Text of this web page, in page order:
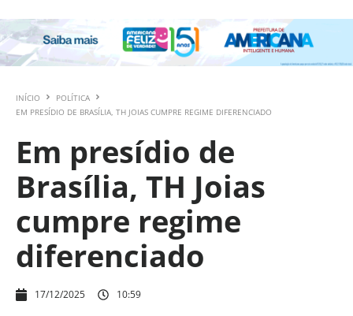
INÍCIO
POLÍTICA
EM PRESÍDIO DE BRASÍLIA, TH JOIAS CUMPRE REGIME DIFERENCIADO
Em presídio de
Brasília, TH Joias
cumpre regime
diferenciado
17/12/2025 10:59